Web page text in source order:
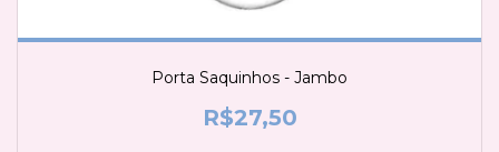
Porta Saquinhos - Jambo
R$27,50